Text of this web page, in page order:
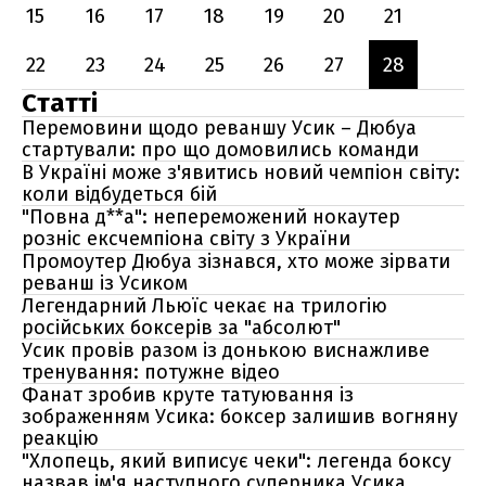
15 16 17 18 19 20
21
22
23 24 25 26 27 28
Статті
Перемовини щодо реваншу Усик – Дюбуа
стартували: про що домовились команди
В Україні може з'явитись новий чемпіон світу:
коли відбудеться бій
"Повна д**а": непереможений нокаутер
розніс ексчемпіона світу з України
Промоутер Дюбуа зізнався, хто може зірвати
реванш із Усиком
Легендарний Льюїс чекає на трилогію
російських боксерів за "абсолют"
Усик провів разом із донькою виснажливе
тренування: потужне відео
Фанат зробив круте татуювання із
зображенням Усика: боксер залишив вогняну
реакцію
"Хлопець, який виписує чеки": легенда боксу